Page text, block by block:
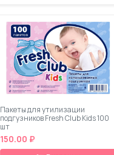
Пакеты для утилизации
подгузников Fresh Club Kids 100
шт
150.00 ₽